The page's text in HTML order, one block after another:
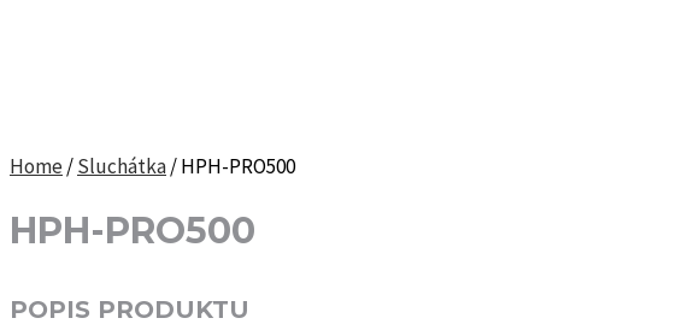
Home/Sluchátka/ HPH-PRO500
HPH-PRO500
POPIS PRODUKTU